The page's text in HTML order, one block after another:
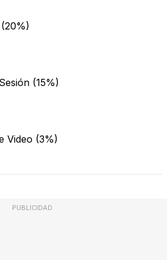
(20%)
(15%)
Video (3%)
PUBLICIDAD